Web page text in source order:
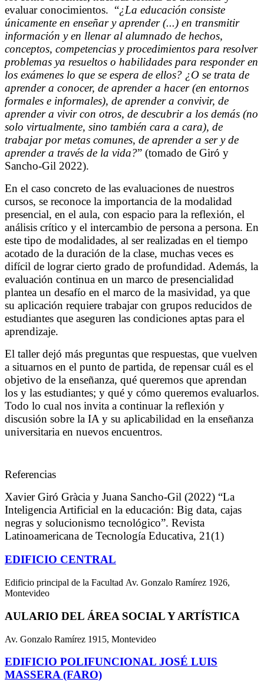
evaluar conocimientos. “¿La educación consiste
únicamente en enseñar y aprender (...) en transmitir
información y en llenar al alumnado de hechos,
conceptos, competencias y procedimientos para resolver
problemas ya resueltos o habilidades para responder en
los exámenes lo que se espera de ellos? ¿O se trata de
aprender a conocer, de aprender a hacer (en entornos
formales e informales), de aprender a convivir, de
aprender a vivir con otros, de descubrir a los demás (no
solo virtualmente, sino también cara a cara), de
trabajar por metas comunes, de aprender a ser y de
aprender a través de la vida?” (tomado de Giró y
Sancho-Gil 2022).
En el caso concreto de las evaluaciones de nuestros
cursos, se reconoce la importancia de la modalidad
presencial, en el aula, con espacio para la reflexión, el
análisis crítico y el intercambio de persona a persona. En
este tipo de modalidades, al ser realizadas en el tiempo
acotado de la duración de la clase, muchas veces es
difícil de lograr cierto grado de profundidad. Además, la
evaluación continua en un marco de presencialidad
plantea un desafío en el marco de la masividad, ya que
su aplicación requiere trabajar con grupos reducidos de
estudiantes que aseguren las condiciones aptas para el
aprendizaje.
El taller dejó más preguntas que respuestas, que vuelven
a situarnos en el punto de partida, de repensar cuál es el
objetivo de la enseñanza, qué queremos que aprendan
los y las estudiantes; y qué y cómo queremos evaluarlos.
Todo lo cual nos invita a continuar la reflexión y
discusión sobre la IA y su aplicabilidad en la enseñanza
universitaria en nuevos encuentros.
Referencias
Xavier Giró Gràcia y Juana Sancho-Gil (2022) “La
Inteligencia Artificial en la educación: Big data, cajas
negras y solucionismo tecnológico”. Revista
Latinoamericana de Tecnología Educativa, 21(1)
EDIFICIO CENTRAL
Edificio principal de la Facultad Av. Gonzalo Ramírez 1926,
Montevideo
AULARIO DEL ÁREA SOCIAL Y ARTÍSTICA
Av. Gonzalo Ramírez 1915, Montevideo
EDIFICIO POLIFUNCIONAL JOSÉ LUIS
MASSERA (FARO)